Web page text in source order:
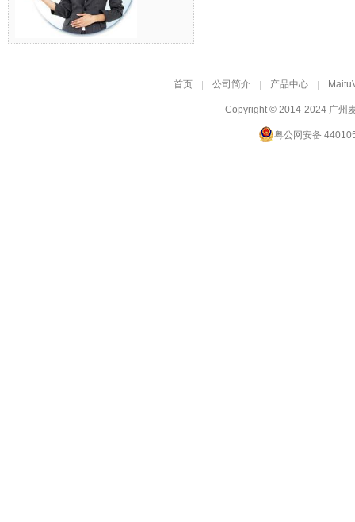
首页 公司简介 产品中心
Copyright © 2014-2024 广州
粤公网安备